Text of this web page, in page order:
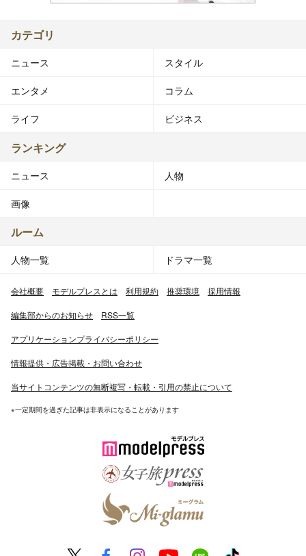
カテゴリ
ニュース スタイル
エンタメ コラム
ライフ ビジネス
ランキング
ニュース 人物
画像
ルーム
人物一覧 ドラマ一覧
会社概要 モデルプレスとは 利用規約 推奨環境 採用情報
編集部からのお知らせ RSS一覧
アプリケーションプライバシーポリシー
情報提供・広告掲載・お問い合わせ
当サイトコンテンツの無断複写・転載・引用の禁止について
※一定期間を過ぎた記事は非表示になることがあります